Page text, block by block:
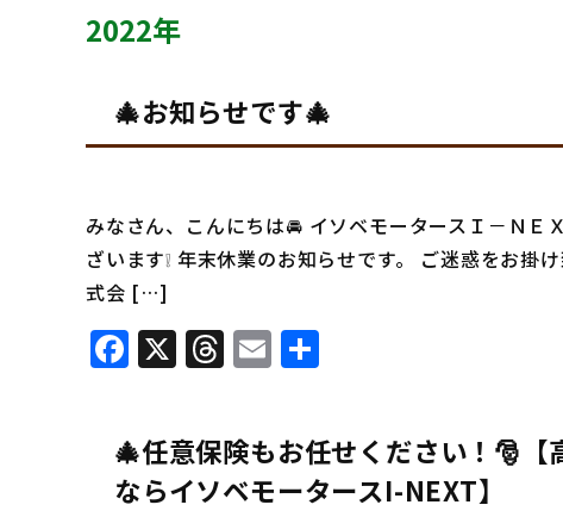
2022年
🎄お知らせです🎄
みなさん、こんにちは🚘 イソベモータースＩ－Ｎ
ざいます❕ 年末休業のお知らせです。 ご迷惑をお
式会 […]
Facebook
X Threads
Email
🎄任意保険もお任せください！🎅
ならイソベモータースI-NEXT】